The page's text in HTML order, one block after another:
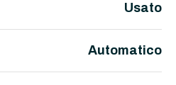
Usato
Automatico